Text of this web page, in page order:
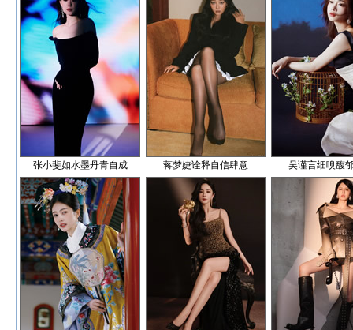
张小斐如水墨丹青自成 蒋梦婕诠释自信肆意 吴谨言细嗅馥